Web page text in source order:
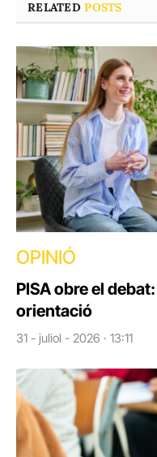
RELATEDPOSTS
OPINIÓ
PISA obre el
orientació
31 - juliol - 2026 · 13:11